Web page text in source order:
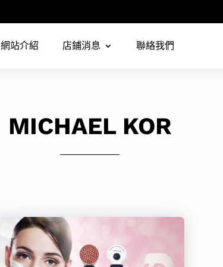
網站介紹 店鋪消息 聯絡我們
MICHAEL KOR